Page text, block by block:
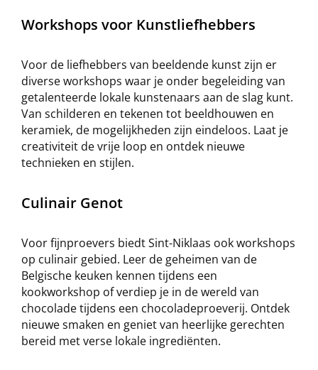
Workshops voor Kunstliefhebbers
Voor de liefhebbers van beeldende kunst zijn er
diverse workshops waar je onder begeleiding van
getalenteerde lokale kunstenaars aan de slag kunt.
Van schilderen en tekenen tot beeldhouwen en
keramiek, de mogelijkheden zijn eindeloos. Laat je
creativiteit de vrije loop en ontdek nieuwe
technieken en stijlen.
Culinair Genot
Voor fijnproevers biedt Sint-Niklaas ook workshops
op culinair gebied. Leer de geheimen van de
Belgische keuken kennen tijdens een
kookworkshop of verdiep je in de wereld van
chocolade tijdens een chocoladeproeverij. Ontdek
nieuwe smaken en geniet van heerlijke gerechten
bereid met verse lokale ingrediënten.